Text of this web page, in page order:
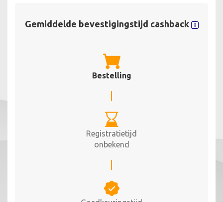
Gemiddelde bevestigingstijd cashback
Bestelling
Registratietijd
onbekend